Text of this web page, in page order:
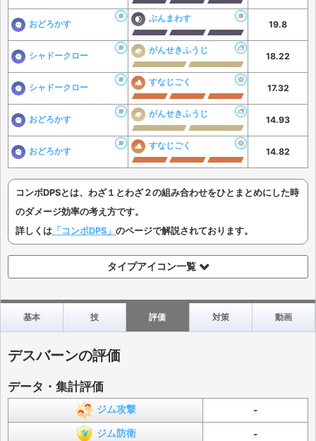
おどろかす
ぶんまわす
19.8
シャドークロー
がんせきふうじ
18.22
シャドークロー
すなじごく
17.32
おどろかす
がんせきふうじ
14.93
おどろかす
すなじごく
14.82
コンボDPSとは、わざ１とわざ２の組み合わせをひとまとめにした時
のダメージ効率の考え方です。
詳しくは 「コンボDPS」 のページで解説されております。
タイプアイコン一覧
基本 技 評価 対策 動画
デスバーンの評価
データ・集計評価
ジム攻撃 -
ジム防衛 -